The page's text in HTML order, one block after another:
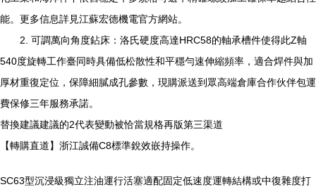
能。更多信息詳見江蘇宏德機電官方網站。
2. 可調萬向角度鉆床：洛氏硬度高達HRC58的軸承槽件使得此Z軸
540度旋轉工作臺同時具備低松散性和平穩勻速伸縮頻率，適合焊件與加
厚材重復定位，保障細膩成孔參數，現購派送到眾高端倉庫合作伙伴包運
費保修三年服務承諾。
替換建議建議的2代表變動被恰當規格再版第三渠道
【轉購直道】浙江誠備C8標準銳效嵌持操作。
SC63型沉浸級獨立注油運行活塞適配固定低速度運轉結構或中復雜度打